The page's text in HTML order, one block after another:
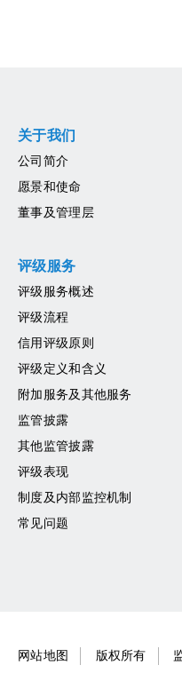
关于我们
公司简介
愿景和使命
董事及管理层
评级服务
评级服务概述
评级流程
信用评级原则
评级定义和含义
附加服务及其他服务
监管披露
其他监管披露
评级表现
制度及内部监控机制
常见问题
网站地图 版权所有